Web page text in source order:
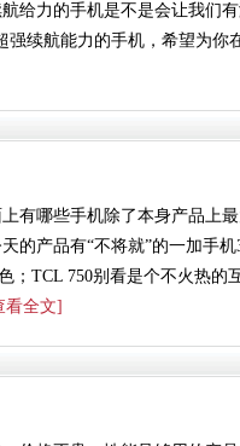
给力的手机是不是会让我们
强续航能力的手机，希望为你
有哪些手机除了本身产品上
的产品有“不将就”的一加手机
；TCL 750别看是个不火热的
看全文]